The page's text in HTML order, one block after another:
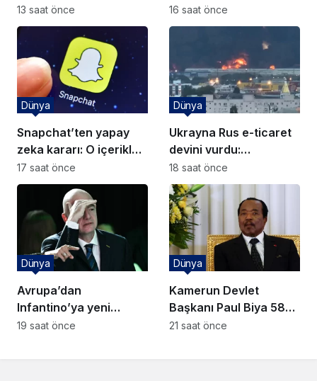
nükleer devin gemisini
batırdı
13 saat önce
Zelenski’den hava
savunma diplomasisi
16 saat önce
Snapchat’ten yapay
zeka kararı: O içerikler
artık önerilmeyecek
Dünya
17 saat önce
Ukrayna Rus e-ticaret
devini vurdu:
Karadeniz’de gemiler
hedefte
Dünya
18 saat önce
Avrupa’dan
Infantino’ya yeni
darbe: FIFA seçim
Dünya
19 saat önce
Kamerun Devlet
Başkanı Paul Biya 58
gündür kayıp:
Dünya
21 saat önce